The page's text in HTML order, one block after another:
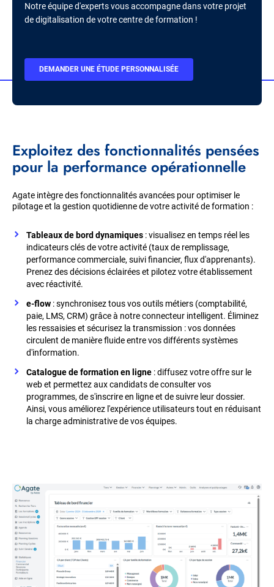
Description
Notre équipe d'experts vous accompagne dans votre projet
de digitalisation de votre centre de formation !
BOUTON
DEMANDER UNE ÉTUDE PERSONNALISÉE
Exploitez des fonctionnalités pensées
pour la performance opérationnelle
Agate intègre des fonctionnalités avancées pour optimiser le
pilotage et la gestion quotidienne de votre activité de formation :
Tableaux de bord dynamiques : visualisez en temps réel les
indicateurs clés de votre activité (taux de remplissage,
performance commerciale, suivi financier, flux d'apprenants).
Prenez des décisions éclairées et pilotez votre établissement
avec réactivité.
e-flow : synchronisez tous vos outils métiers (comptabilité,
paie, LMS, CRM) grâce à notre connecteur intelligent. Éliminez
les ressaisies et sécurisez la transmission : vos données
circulent de manière fluide entre vos différents systèmes
d'information.
Catalogue de formation en ligne : diffusez votre offre sur le
web et permettez aux candidats de consulter vos
programmes, de s'inscrire en ligne et de suivre leur dossier.
Ainsi, vous améliorez l'expérience utilisateurs tout en réduisant
la charge administrative de vos équipes.
Carrousel